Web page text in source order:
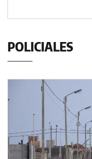
POLICIALES